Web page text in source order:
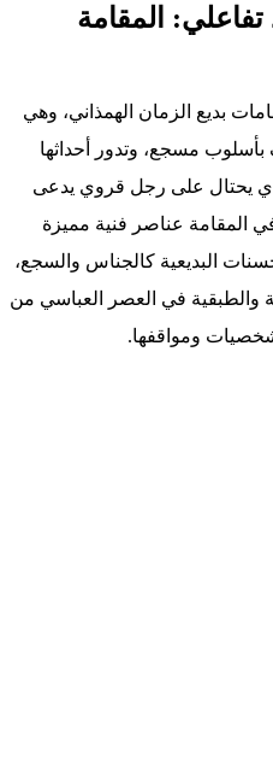
تفاعلي: المقامة
بديع الزمان الهمذاني، وهي
مسجع، وتدور أحداثها
يحتال على رجل قروي يدعى
المقامة عناصر فنية مميزة
البديعية كالجناس والسجع،
والطبقية في العصر العباسي من
ومواقفها.